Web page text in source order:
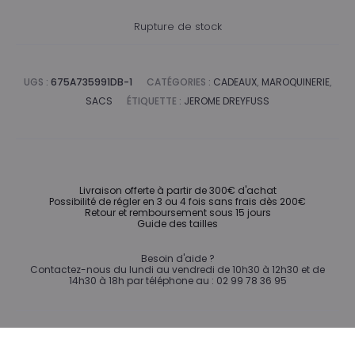
Rupture de stock
UGS : 675A735991DB-1 CATÉGORIES : CADEAUX, MAROQUINERIE,
SACS
ÉTIQUETTE : JEROME DREYFUSS
Livraison offerte à partir de 300€ d'achat
Possibilité de régler en 3 ou 4 fois sans frais dès 200€
Retour et remboursement sous 15 jours
Guide des tailles
Besoin d'aide ?
Contactez-nous du lundi au vendredi de 10h30 à 12h30 et de
14h30 à 18h par téléphone au : 02 99 78 36 95